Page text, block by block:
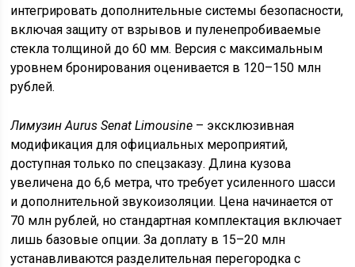
интегрировать дополнительные системы безопасности,
включая защиту от взрывов и пуленепробиваемые
стекла толщиной до 60 мм. Версия с максимальным
уровнем бронирования оценивается в 120–150 млн
рублей.
Лимузин Aurus Senat Limousine – эксклюзивная
модификация для официальных мероприятий,
доступная только по спецзаказу. Длина кузова
увеличена до 6,6 метра, что требует усиленного шасси
и дополнительной звукоизоляции. Цена начинается от
70 млн рублей, но стандартная комплектация включает
лишь базовые опции. За доплату в 15–20 млн
устанавливаются разделительная перегородка с